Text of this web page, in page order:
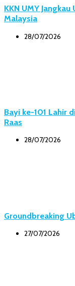
KKN UMY
Malaysia
28/07/2026
Bayi ke-101 Lahir
Raas
28/07/2026
Groundbreaking
27/07/2026